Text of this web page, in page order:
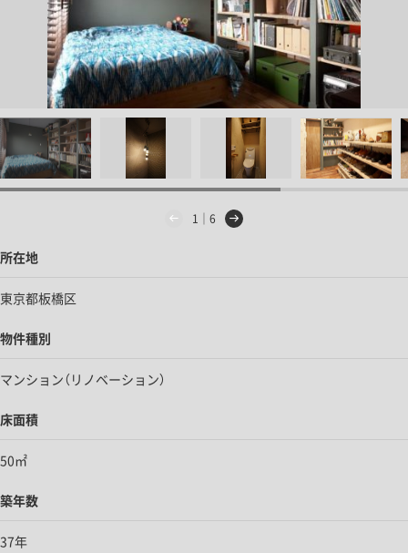
1｜6
所在地
東京都板橋区
物件種別
マンション（リノベーション）
床面積
50㎡
築年数
37年